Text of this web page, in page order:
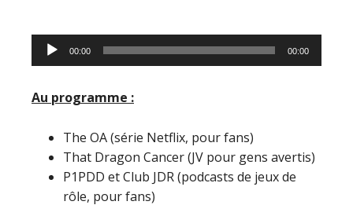
Lecteur
audio
00:00 00:00
Au programme :
The OA (série Netflix, pour fans)
That Dragon Cancer (JV pour gens avertis)
P1PDD et Club JDR (podcasts de jeux de
rôle, pour fans)